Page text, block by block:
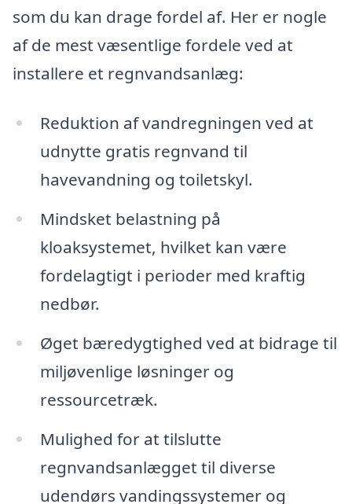
som du kan drage fordel af. Her er nogle
af de mest væsentlige fordele ved at
installere et regnvandsanlæg:
Reduktion af vandregningen ved at
udnytte gratis regnvand til
havevandning og toiletskyl.
Mindsket belastning på
kloaksystemet, hvilket kan være
fordelagtigt i perioder med kraftig
nedbør.
Øget bæredygtighed ved at bidrage til
miljøvenlige løsninger og
ressourcetræk.
Mulighed for at tilslutte
regnvandsanlægget til diverse
udendørs vandingssystemer og